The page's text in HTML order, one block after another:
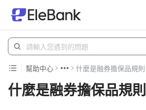
幫助中心 什麼是融券擔保品規則
什麼是融券擔保品規則